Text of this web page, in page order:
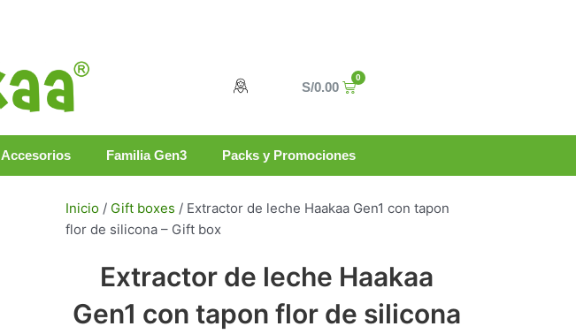
S/0.00
0
Carrito
Accesorios Familia Gen3 Packs y Promociones
Inicio / Gift boxes / Extractor de leche Haakaa Gen1 con tapon
flor de silicona – Gift box
Extractor de leche Haakaa
Gen1 con tapon flor de silicona